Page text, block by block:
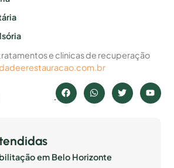
e clinicas de recuperação
em Belo Horizonte